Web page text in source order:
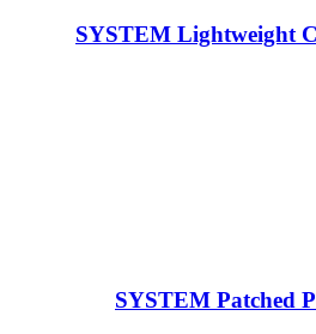
SYSTEM Lightweight
SYSTEM Patched